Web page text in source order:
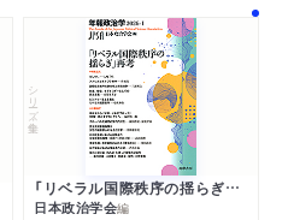
シリーズ・全集
「リベラル国際秩序の揺らぎ」再考 年報政治学２０２６‐Ⅰ
日本政治学会編